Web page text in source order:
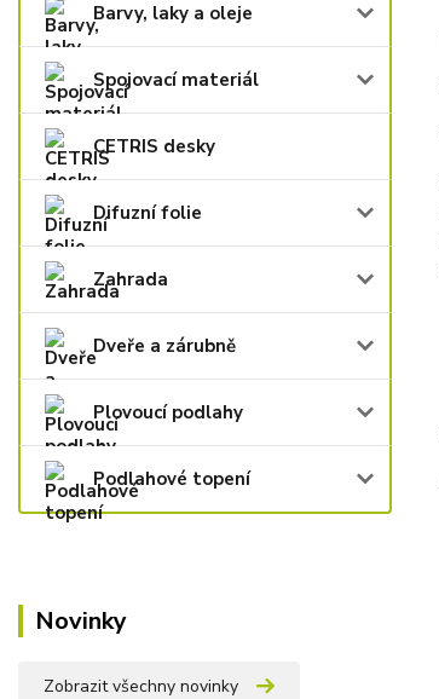
Barvy, laky a oleje
Spojovací materiál
CETRIS desky
Difuzní folie
Zahrada
Dveře a zárubně
Plovoucí podlahy
Podlahové topení
Novinky
Zobrazit všechny novinky